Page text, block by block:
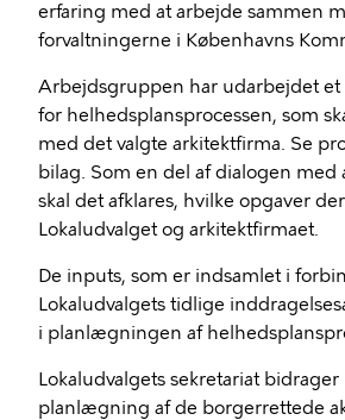
erfaring med at arbejde sammen
forvaltningerne i Københavns
Arbejdsgruppen har udarbejdet et
for helhedsplansprocessen, som
med det valgte arkitektfirma. Se
bilag. Som en del af dialogen med
skal det afklares, hvilke opgaver
Lokaludvalget og arkitektfirmaet.
De inputs, som er indsamlet i
Lokaludvalgets tidlige
i planlægningen af
Lokaludvalgets sekretariat
planlægning af de borgerrettede